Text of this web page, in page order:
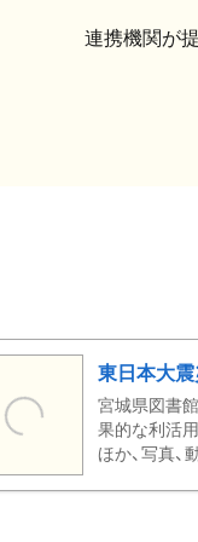
連携機関が
東日本大
宮城県図書
果的な利活
ほか、写真、